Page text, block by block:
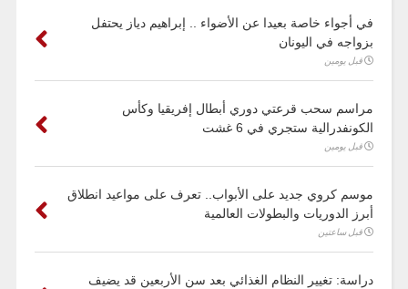
في أجواء خاصة بعيدا عن الأضواء .. إبراهيم دياز يحتفل
بزواجه في اليونان
قبل يومين
مراسم سحب قرعتي دوري أبطال إفريقيا وكأس
الكونفدرالية ستجري في 6 غشت
قبل يومين
موسم كروي جديد على الأبواب.. تعرف على مواعيد انطلاق
أبرز الدوريات والبطولات العالمية
قبل ساعتين
دراسة: تغيير النظام الغذائي بعد سن الأربعين قد يضيف